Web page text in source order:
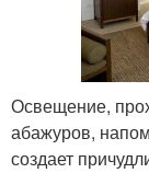
Освещение,
абажуров,
создает